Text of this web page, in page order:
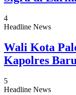
4
Headline News
Wali Kota
Kapolres Baru
5
Headline News